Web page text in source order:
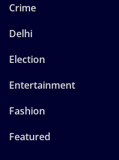
Crime
Delhi
Election
Entertainment
Fashion
Featured